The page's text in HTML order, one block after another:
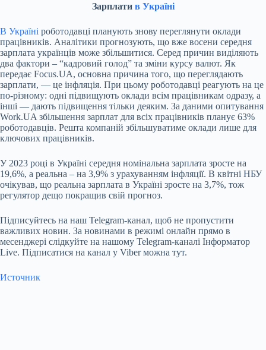
Зарплати в Україні
В Україні роботодавці планують знову переглянути оклади
працівників. Аналітики прогнозують, що вже восени середня
зарплата українців може збільшитися. Серед причин виділяють
два фактори – “кадровий голод” та зміни курсу валют. Як
передає Focus.UA, основна причина того, що переглядають
зарплати, — це інфляція. При цьому роботодавці реагують на це
по-різному: одні підвищують оклади всім працівникам одразу, а
інші — дають підвищення тільки деяким. За даними опитування
Work.UA збільшення зарплат для всіх працівників планує 63%
роботодавців. Решта компаній збільшуватиме оклади лише для
ключових працівників.
У 2023 році в Україні середня номінальна зарплата зросте на
19,6%, а реальна – на 3,9% з урахуванням інфляції. В квітні НБУ
очікував, що реальна зарплата в Україні зросте на 3,7%, тож
регулятор дещо покращив свій прогноз.
Підписуйтесь на наш Telegram-канал, щоб не пропустити
важливих новин. За новинами в режимі онлайн прямо в
месенджері слідкуйте на нашому Telegram-каналі Інформатор
Live. Підписатися на канал у Viber можна тут.
Источник